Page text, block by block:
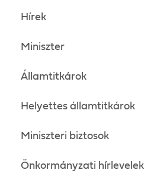
Hírek
Miniszter
Államtitkárok
Helyettes államtitkárok
Miniszteri biztosok
Önkormányzati hírlevelek